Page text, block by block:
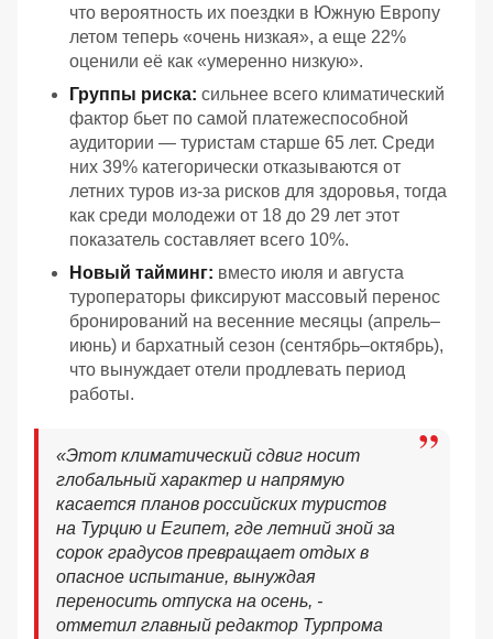
что вероятность их поездки в Южную Европу
летом теперь «очень низкая», а еще 22%
оценили её как «умеренно низкую».
Группы риска: сильнее всего климатический
фактор бьет по самой платежеспособной
аудитории — туристам старше 65 лет. Среди
них 39% категорически отказываются от
летних туров из-за рисков для здоровья, тогда
как среди молодежи от 18 до 29 лет этот
показатель составляет всего 10%.
Новый тайминг: вместо июля и августа
туроператоры фиксируют массовый перенос
бронирований на весенние месяцы (апрель–
июнь) и бархатный сезон (сентябрь–октябрь),
что вынуждает отели продлевать период
работы.
«Этот климатический сдвиг носит
глобальный характер и напрямую
касается планов российских туристов
на Турцию и Египет, где летний зной за
сорок градусов превращает отдых в
опасное испытание, вынуждая
переносить отпуска на осень, -
отметил главный редактор Турпрома